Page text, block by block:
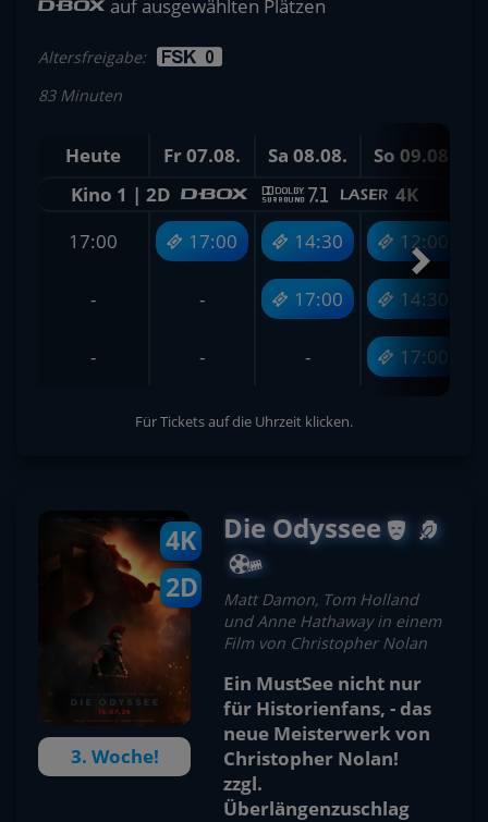
auf ausgewählten Plätzen
Altersfreigabe:
83 Minuten
Heute Fr 07.08. Sa 08.08. So 09.08.
17:00 17:00 14:30 12:00
- - 17:00 14:30
- - - 17:00
Kino 1 | 2D 4K
Für Tickets auf die Uhrzeit klicken.
4K
2D
3. Woche!
Die Odyssee
Matt Damon, Tom Holland
und Anne Hathaway in einem
Film von Christopher Nolan
Ein MustSee nicht nur
für Historienfans, - das
neue Meisterwerk von
Christopher Nolan!
zzgl.
Überlängenzuschlag